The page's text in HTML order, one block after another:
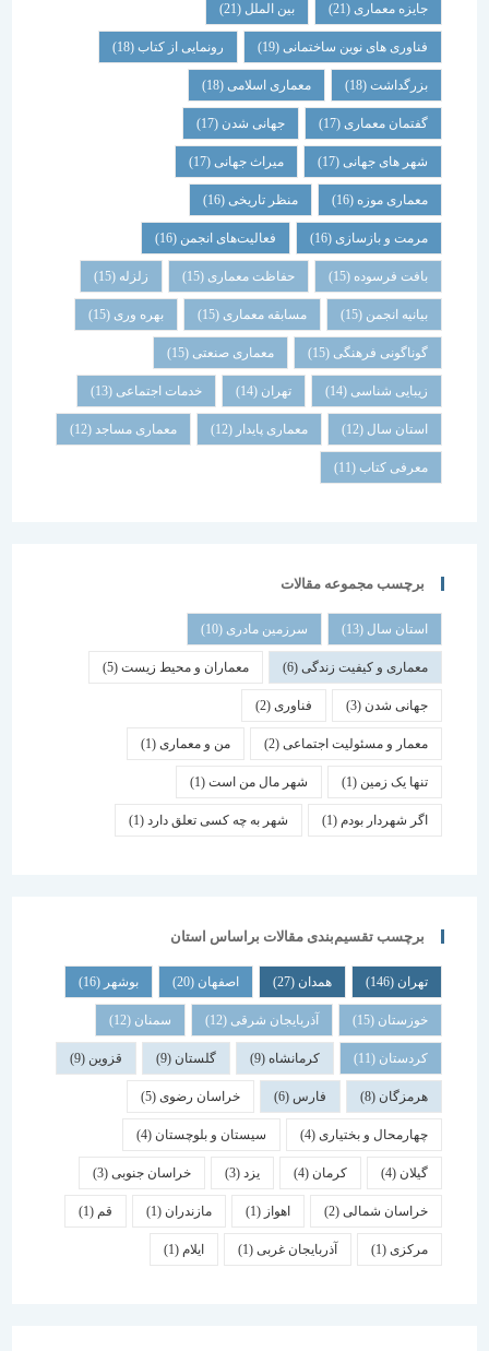
جایزه معماری (21) بین الملل(21)
فناوری های نوین ساختمانی(19) رونمایی از کتاب (18)
بزرگداشت (18) معماری اسلامی(18)
گفتمان معماری (17) جهانی شدن(17)
شهر های جهانی(17) میراث جهانی(17)
معماری موزه(16) منظر تاریخی (16)
مرمت و بازسازی(16) فعالیت‌های انجمن(16)
بافت فرسوده (15) حفاظت معماری (15) زلزله
بیانیه انجمن(15) مسابقه معماری (15) بهره وری(15)
گوناگونی فرهنگی (15) معماری صنعتی(15)
زیبایی شناسی (14) تهران خدمات اجتماعی (13)
استان سال(12) معماری پایدار (12) معماری مساجد(12)
معرفی کتاب(11)
برچسب مجموعه مقالات
استان سال(13) سرزمین مادری(10)
معماری و کیفیت زندگی(6) معماران و محیط زیست(5)
جهانی شدن(3) فناوری (2)
معمار و مسئولیت اجتماعی (2) من و معماری (1)
تنها یک زمین(1) شهر مال من است(1)
اگر شهردار بودم (1) شهر به چه کسی تعلق دارد(1)
برچسب تقسیم‌بندی مقالات براساس استان
همدان اصفهان (20) بوشهر
خوزستان(15) آذربایجان شرقی(12) سمنان (12)
کردستان(11) کرمانشاه(9) گلستان (9) قزوین
هرمزگان(8) فارس خراسان رضوی(5)
چهارمحال و بختیاری (4) سیستان و بلوچستان(4)
کرمان یزد خراسان جنوبی(3)
خراسان شمالی(2) اهواز مازندران(1) قم
(1) آذربایجان غربی(1) ایلام